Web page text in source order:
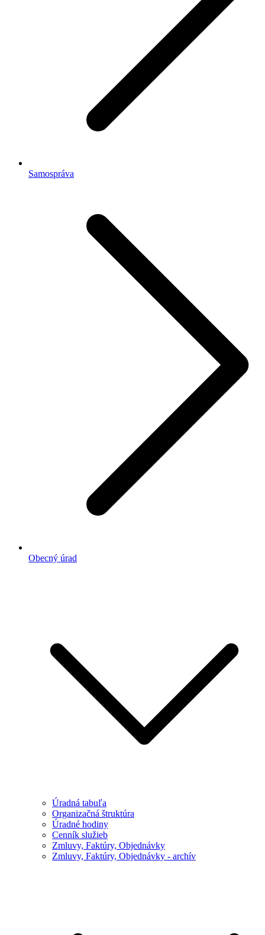
Samospráva
Obecný úrad
Úradná tabuľa
Organizačná štruktúra
Úradné hodiny
Cenník služieb
Zmluvy, Faktúry, Objednávky
Zmluvy, Faktúry, Objednávky - archív